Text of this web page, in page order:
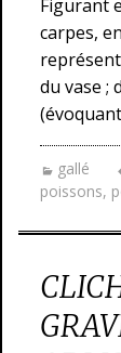
Figurant
carpes,
du vase ;
gallé
poissons,